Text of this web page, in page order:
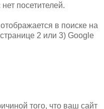
посетителей.
в поиске на
2 или 3) Google
того, что ваш сайт